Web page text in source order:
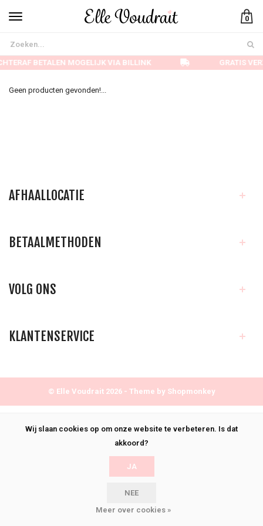
0
BETALEN MOGELIJK VIA BILLINK GRATIS
Geen producten gevonden!...
AFHAALLOCATIE
BETAALMETHODEN
VOLG ONS
KLANTENSERVICE
© Elle Voudrait 2026 - Theme by Shopmonkey
Wij slaan cookies op om onze website te verbeteren. Is dat
akkoord?
JA
NEE
Meer over cookies »